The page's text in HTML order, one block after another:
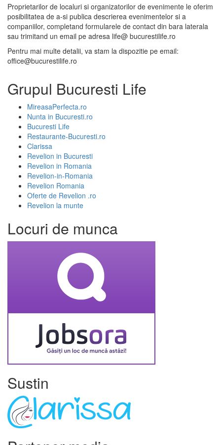
Proprietarilor de localuri si organizatorilor de evenimente le oferim
posibilitatea de a-si publica descrierea evenimentelor si a
companiilor, completand formularele de contact din bara laterala
sau trimitand un email pe adresa life@ bucurestilife.ro
Pentru mai multe detalii, va stam la dispozitie pe email:
office@bucurestilife.ro
Grupul Bucuresti Life
MireasaPerfecta.ro
Nunta in Bucuresti.ro
Bucuresti Life
Restaurante-Bucuresti.ro
Clarissa
Revelion in Bucuresti
Revelion in Romania
Revelion-in-Romania
Revelion Romania
Oferte de Revelion .ro
Revelion la munte
Locuri de munca
Sustin